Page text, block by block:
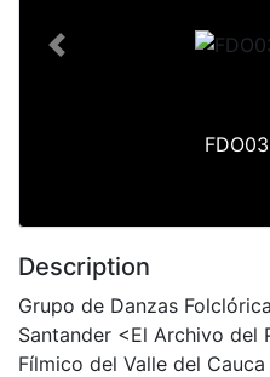
Previous
Description
Grupo de Danzas
Santander <El Archivo
Fílmico del Valle del